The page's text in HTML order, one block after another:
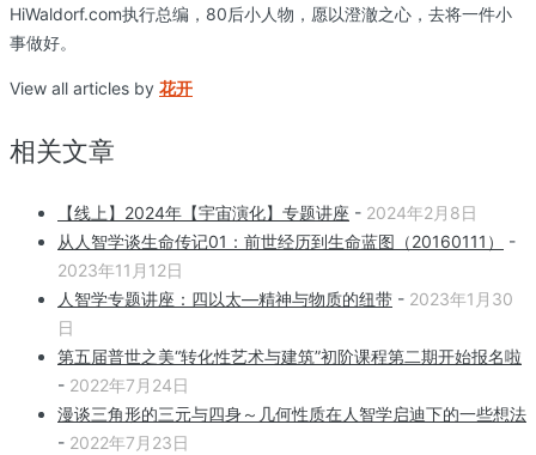
HiWaldorf.com执行总编，80后小人物，愿以澄澈之心，去将一件小
事做好。
View all articles by 花开
相关文章
【线上】2024年【宇宙演化】专题讲座 - 2024年2月8日
从人智学谈生命传记01：前世经历到生命蓝图（20160111）
-
2023年11月12日
人智学专题讲座：四以太—精神与物质的纽带 - 2023年1月30
日
第五届普世之美“转化性艺术与建筑”初阶课程第二期开始报名啦
- 2022年7月24日
漫谈三角形的三元与四身～几何性质在人智学启迪下的一些想法
- 2022年7月23日